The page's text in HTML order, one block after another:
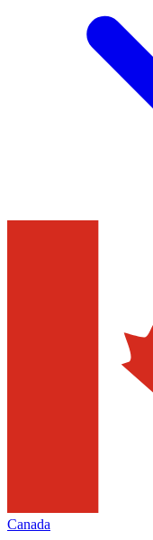
Canada